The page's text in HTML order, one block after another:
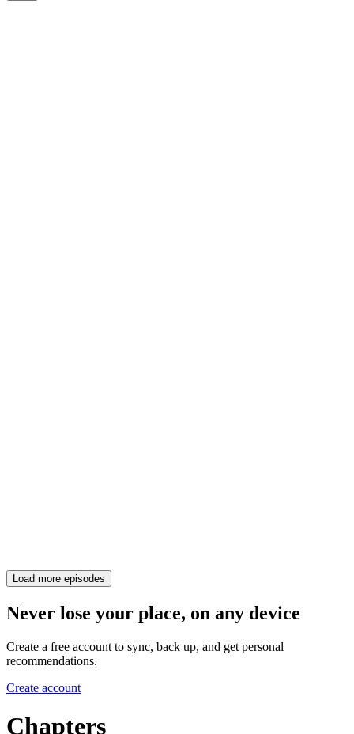
Load more episodes
Never lose your place, on any device
Create a free account to sync, back up, and get personal
recommendations.
Create account
Chapters